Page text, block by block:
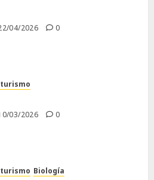
04/2026 0
03/2026 0
Biología